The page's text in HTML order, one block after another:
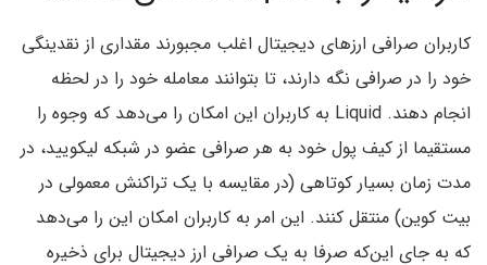
کاربران صرافی ارزهای دیجیتال اغلب مجبورند مقداری از نقدینگی
خود را در صرافی نگه دارند، تا بتوانند معامله خود را در لحظه
انجام دهند. Liquid به کاربران این امکان را می‌دهد که وجوه را
مستقیما از کیف پول خود به هر صرافی عضو در شبکه لیکویید، در
مدت زمان بسیار کوتاهی (در مقایسه با یک تراکنش معمولی در
بیت کوین) منتقل کنند. این امر به کاربران امکان این را می‌دهد
که به‌ جای این‌که صرفا به یک صرافی ارز دیجیتال برای ذخیره